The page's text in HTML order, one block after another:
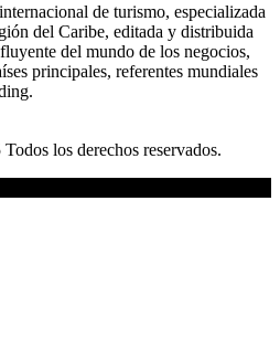
de turismo, especializada
del Caribe, editada y distribuida
del mundo de los negocios,
principales, referentes mundiales
los derechos reservados.